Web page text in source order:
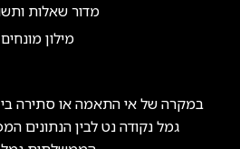
מדור שאלות
מילון מונחים
במקרה של אי התאמה או סתירה
גמל נקודה נט לבין הנתונים